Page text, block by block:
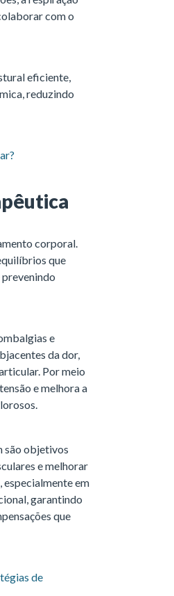
com o
eficiente,
reduzindo
corporal.
que
e
da dor,
Por meio
e melhora a
são objetivos
e melhorar
especialmente em
garantindo
que
de